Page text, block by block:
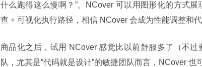
什么跑得这么慢啊？”。NCover 可以用图形化的方式
查 + 可视化执行路径，相信 NCover 会成为性能调整和
商品化之后，试用 NCover 感觉比以前舒服多了（不
队，尤其是“代码就是设计”的敏捷团队而言，NCover 也